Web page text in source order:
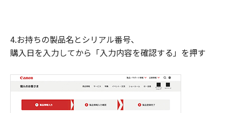
4.お持ちの製品名とシリアル番号、
購入日を入力してから「入力内容を確認する」を押す